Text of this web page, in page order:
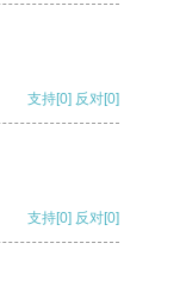
支持[0] 反对[0]
支持[0] 反对[0]